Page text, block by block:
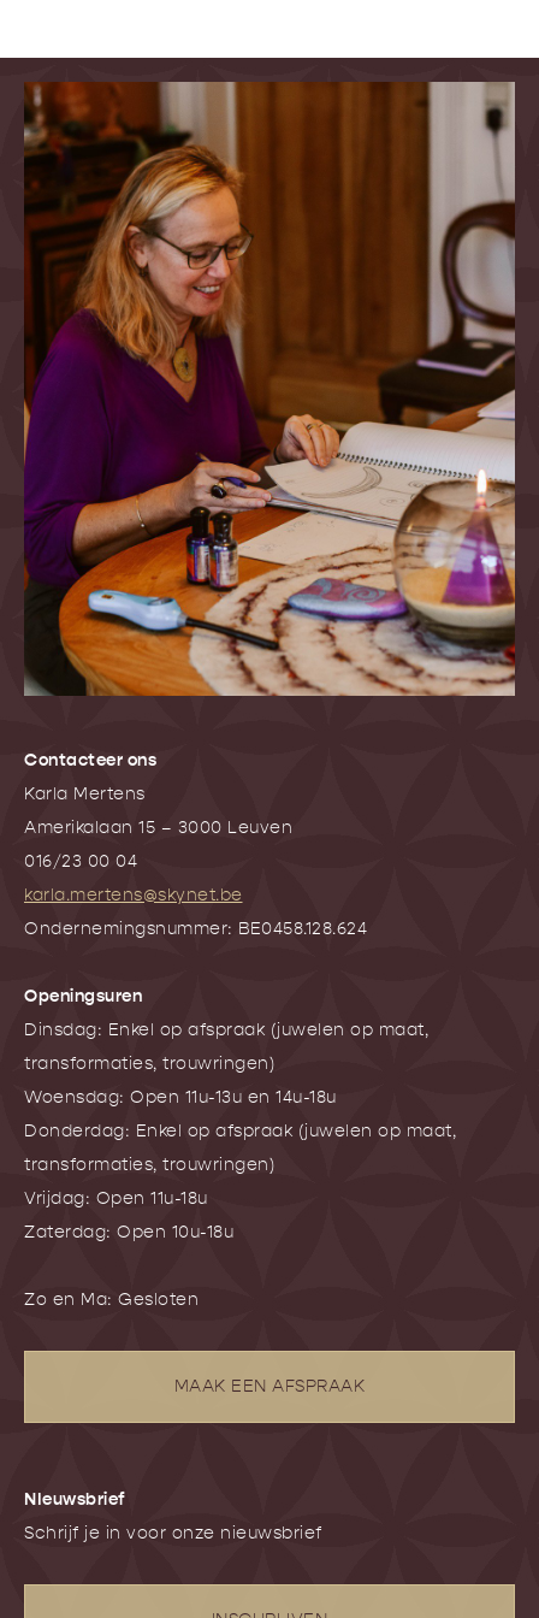
Contacteer ons
Karla Mertens
Amerikalaan 15 – 3000 Leuven
016/23 00 04
karla.mertens@skynet.be
Ondernemingsnummer: BE0458.128.624
Openingsuren
Dinsdag: Enkel op afspraak (juwelen op maat,
transformaties, trouwringen)
Woensdag: Open 11u-13u en 14u-18u
Donderdag: Enkel op afspraak (juwelen op maat,
transformaties, trouwringen)
Vrijdag: Open 11u-18u
Zaterdag: Open 10u-18u
Zo en Ma: Gesloten
MAAK EEN AFSPRAAK
NIeuwsbrief
Schrijf je in voor onze nieuwsbrief